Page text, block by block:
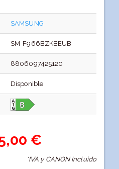
SAMSUNG
SM-F966BZKBEUB
8806097425120
Disponible
€
*IVA y CANON Incluido